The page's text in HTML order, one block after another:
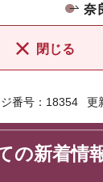
奈
閉じる
番号：18354 更
の新着情